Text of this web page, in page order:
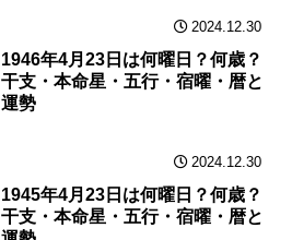
2024.12.30
1946年4月23日は何曜日？何歳？
干支・本命星・五行・宿曜・暦と
運勢
2024.12.30
1945年4月23日は何曜日？何歳？
干支・本命星・五行・宿曜・暦と